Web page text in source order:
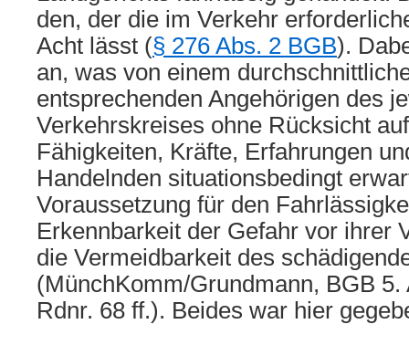
den, der die im Verkehr
Acht lässt (§ 276 Abs. 2 BGB).
an, was von einem
entsprechenden Angehörigen des
Verkehrskreises ohne Rücksicht
Fähigkeiten, Kräfte, Erfahrungen
Handelnden situationsbedingt
Voraussetzung für den
Erkennbarkeit der Gefahr vor ihrer
die Vermeidbarkeit des
(MünchKomm/Grundmann, BGB 5.
Rdnr. 68 ff.). Beides war hier